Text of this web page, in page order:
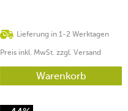
Lieferung in 1-2 Werktagen
Preis inkl. MwSt. zzgl. Versand
Warenkorb